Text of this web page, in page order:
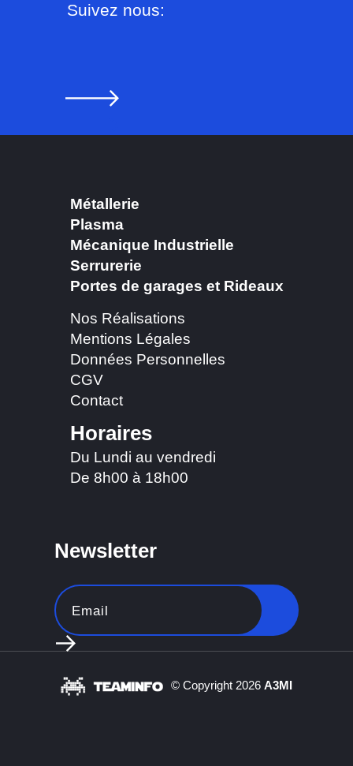
Suivez nous:
Métallerie
Plasma
Mécanique Industrielle
Serrurerie
Portes de garages et Rideaux
Nos Réalisations
Mentions Légales
Données Personnelles
CGV
Contact
Horaires
Du Lundi au vendredi
De 8h00 à 18h00
Newsletter
© Copyright 2026 A3MI
Nous utilisons les cookies pour améliorer votre expérience sur notre site
Web. En parcourant ce site, vous acceptez notre utilisation des cookies.